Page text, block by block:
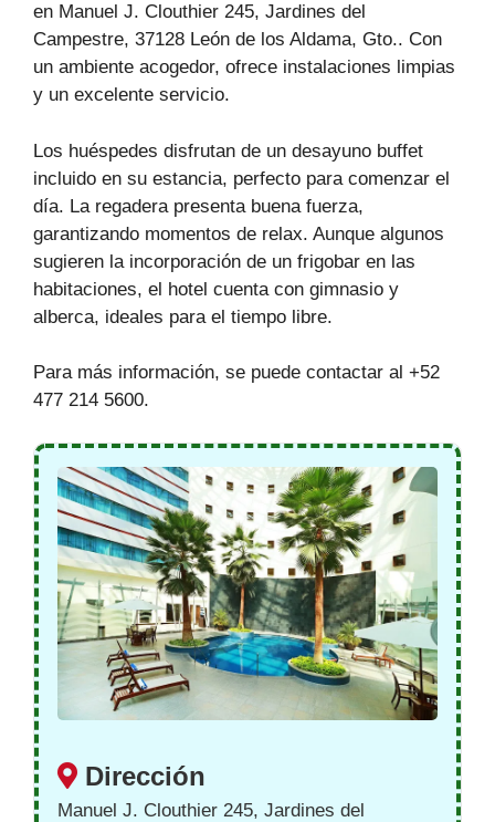
en Manuel J. Clouthier 245, Jardines del
Campestre, 37128 León de los Aldama, Gto.. Con
un ambiente acogedor, ofrece instalaciones limpias
y un excelente servicio.
Los huéspedes disfrutan de un desayuno buffet
incluido en su estancia, perfecto para comenzar el
día. La regadera presenta buena fuerza,
garantizando momentos de relax. Aunque algunos
sugieren la incorporación de un frigobar en las
habitaciones, el hotel cuenta con gimnasio y
alberca, ideales para el tiempo libre.
Para más información, se puede contactar al +52
477 214 5600.
Dirección
Manuel J. Clouthier 245, Jardines del